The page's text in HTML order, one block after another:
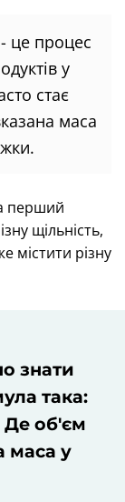
це процес
у
стає
маса
перший
щільність,
містити різну
знати
така:
Де об'єм
маса у